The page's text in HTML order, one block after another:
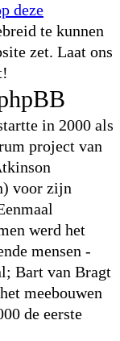
deze
te kunnen
zet. Laat ons
in 2000 als
project van
voor zijn
werd het
mensen -
Bart van Bragt
meebouwen
de eerste